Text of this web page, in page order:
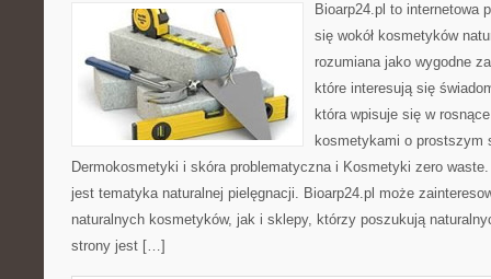
Bioarp24.pl to internetowa
się wokół kosmetyków
rozumiana jako wygodne
które interesują się
która wpisuje się w
kosmetykami o prostszym
Dermokosmetyki i skóra problematyczna i Kosmetyki zero
jest tematyka naturalnej pielęgnacji. Bioarp24.pl może
naturalnych kosmetyków, jak i sklepy, którzy poszukują
strony jest […]